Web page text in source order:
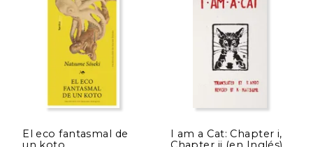
Rápido Rápido
El eco fantasmal de
I am a Cat: Chapter i,